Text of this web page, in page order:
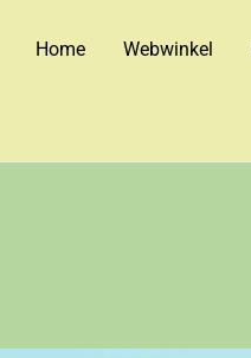
Home Webwinkel